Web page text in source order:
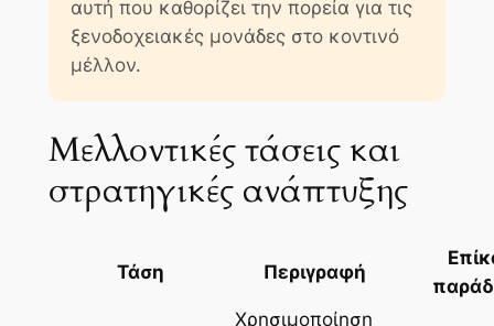
αυτή που καθορίζει την πορεία για τις
ξενοδοχειακές μονάδες στο κοντινό
μέλλον.
Μελλοντικές τάσεις και
στρατηγικές ανάπτυξης
Τάση Περιγραφή
Χρησιμοποίηση